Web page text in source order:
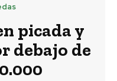
picada y
debajo de